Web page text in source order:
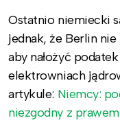
Ostatnio niemiecki
jednak, że Berlin
aby nałożyć
elektrowniach
artykule: Niemcy:
niezgodny z prawem.